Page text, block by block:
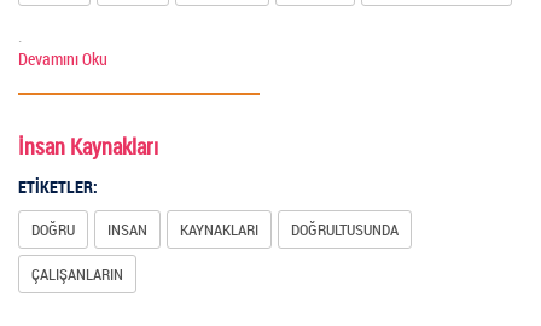
Devamını Oku
İnsan Kaynakları
ETİKETLER:
DOĞRU INSAN KAYNAKLARI DOĞRULTUSUNDA
ÇALIŞANLARIN